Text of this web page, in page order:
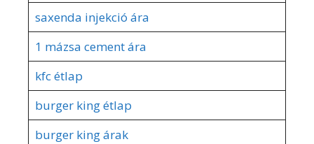
saxenda injekció ára
1 mázsa cement ára
kfc étlap
burger king étlap
burger king árak